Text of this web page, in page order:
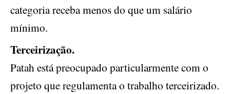
categoria receba menos do que um salário
mínimo.
Terceirização.
Patah está preocupado particularmente com o
projeto que regulamenta o trabalho terceirizado.